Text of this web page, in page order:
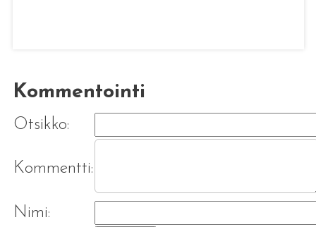
Kommentointi
Otsikko:
Kommentti:
Nimi: